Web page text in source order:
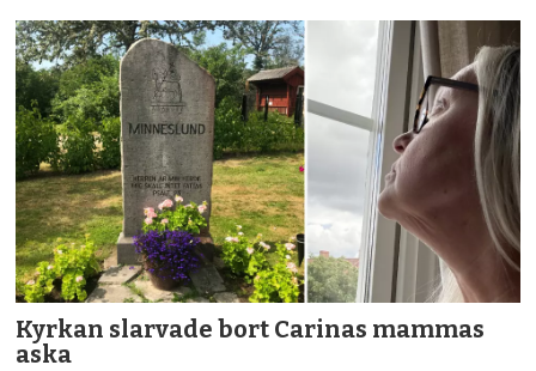
Kyrkan slarvade bort Carinas mammas
aska